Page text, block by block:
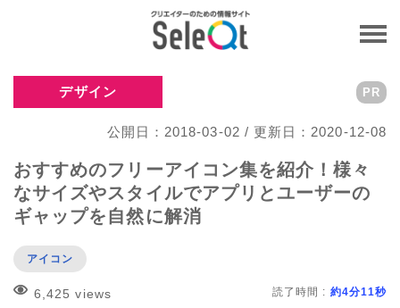
デザイン
公開日：2018-03-02 / 更新日：2020-12-08
PR
おすすめのフリーアイコン集を紹介！様々
なサイズやスタイルでアプリとユーザーの
ギャップを自然に解消
アイコン
6,425 views 読了時間 : 約4分11秒